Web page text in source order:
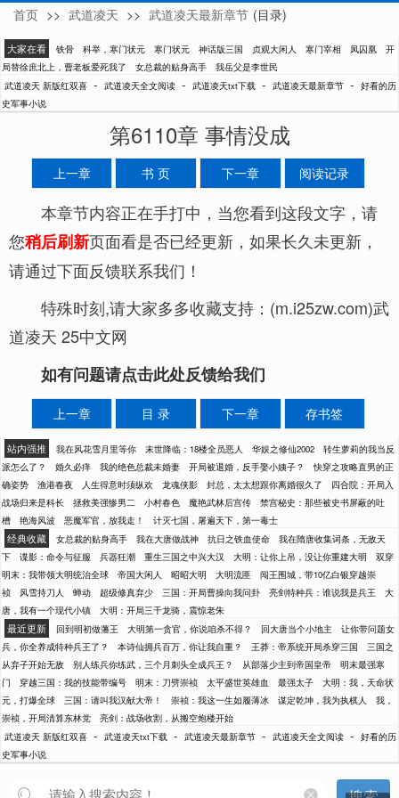
新版红双喜
首页 >> 武道凌天 >> 武道凌天最新章节 (目录)
大家在看 铁骨 科举，寒门状元 寒门状元 神话版三国 贞观大闲人 寒门宰相 凤囚凰
开
局替徐庶北上，曹老板爱死我了
女总裁的贴身高手
我岳父是李世民
武道凌天 新版红双喜 - 武道凌天全文阅读 - 武道凌天txt下载 - 武道凌天最新章节 - 好看的历
史军事小说
第6110章 事情没成
上一章 书 页 下一章 阅读记录
本章节内容正在手打中，当您看到这段文字，请
您稍后刷新页面看是否已经更新，如果长久未更新，
请通过下面反馈联系我们！
特殊时刻,请大家多多收藏支持：(m.i25zw.com)武
道凌天 25中文网
如有问题请点击此处反馈给我们
上一章 目 录 下一章 存书签
站内强推 我在风花雪月里等你 末世降临：18楼全员恶人 华娱之修仙2002
转生萝莉的我当反
派怎么了？
婚久必痒 我的绝色总裁未婚妻 开局被退婚，反手娶小姨子？
快穿之攻略直男的正
确姿势
渔港春夜 人生得意时须纵欢 龙魂侠影 封总，太太想跟你离婚很久了
四合院：开局入
战场归来是科长
拯救美强惨男二 小村春色 魔艳武林后宫传
禁宫秘史：那些被史书屏蔽的吐
槽
艳海风波 恶魔军官，放我走！ 计灭七国，屠遍天下，第一毒士
经典收藏 女总裁的贴身高手 我在大唐做战神 抗日之铁血使命
我在隋唐收集词条，无敌天
下
谍影：命令与征服 兵器狂潮 重生三国之中兴大汉 大明：让你上吊，没让你重建大明
双穿
明末：我带领大明统治全球
帝国大闲人 昭昭大明 大明流匪
闯王围城，带10亿白银穿越崇
祯
风雪持刀人 蝉动 超级修真弃少 三国：开局曹操向我问卦 亮剑特种兵：谁说我是兵王
大
唐，我有一个现代小镇
大明：开局三千龙骑，震惊老朱
最近更新 回到明初做藩王 大明第一贪官，你说咱杀不得？ 回大唐当个小地主
让你带问题女
兵，你全养成特种兵王了？
本诗仙拥兵百万，你让我自重？ 王莽：帝系统开局杀穿三国
三国之
从弃子开始无敌
别人练兵你练武，三个月刺头全成兵王？ 从部落少主到帝国皇帝
明末最强寒
门
穿越三国：我的技能带编号 明末：刀劈崇祯 太平盛世英雄血 最强太子
大明：我，天命状
元，打爆全球
三国：请叫我汉献大帝！ 崇祯：我这一生如履薄冰 谋定乾坤，我为执棋人
我，
崇祯，开局清算东林党
亮剑：战场收割，从搬空炮楼开始
武道凌天 新版红双喜 - 武道凌天txt下载 - 武道凌天最新章节 - 武道凌天全文阅读 - 好看的历
史军事小说